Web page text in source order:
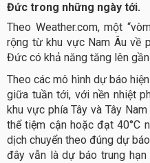
Đức trong những ngày tới.
Theo Weather.com, một
rộng từ khu vực Nam Âu về
Đức có khả năng tăng lên gần
Theo các mô hình dự báo
giữa tuần tới, với nền nhiệt
khu vực phía Tây và Tây
thể tiệm cận hoặc đạt 40°C
dịch chuyển theo đúng dự
đây vẫn là dự báo trung